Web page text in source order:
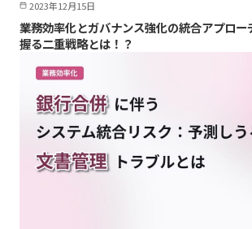
2023年12月15日
業務効率化とガバナンス強化の統合アプロー
握る二重戦略とは！？